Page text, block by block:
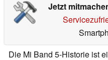
Jetzt
Die Mi Band 5-Historie ist